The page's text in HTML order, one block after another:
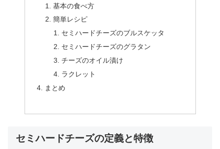
基本の食べ方
簡単レシピ
セミハードチーズのブルスケッタ
セミハードチーズのグラタン
チーズのオイル漬け
ラクレット
まとめ
セミハードチーズの定義と特徴